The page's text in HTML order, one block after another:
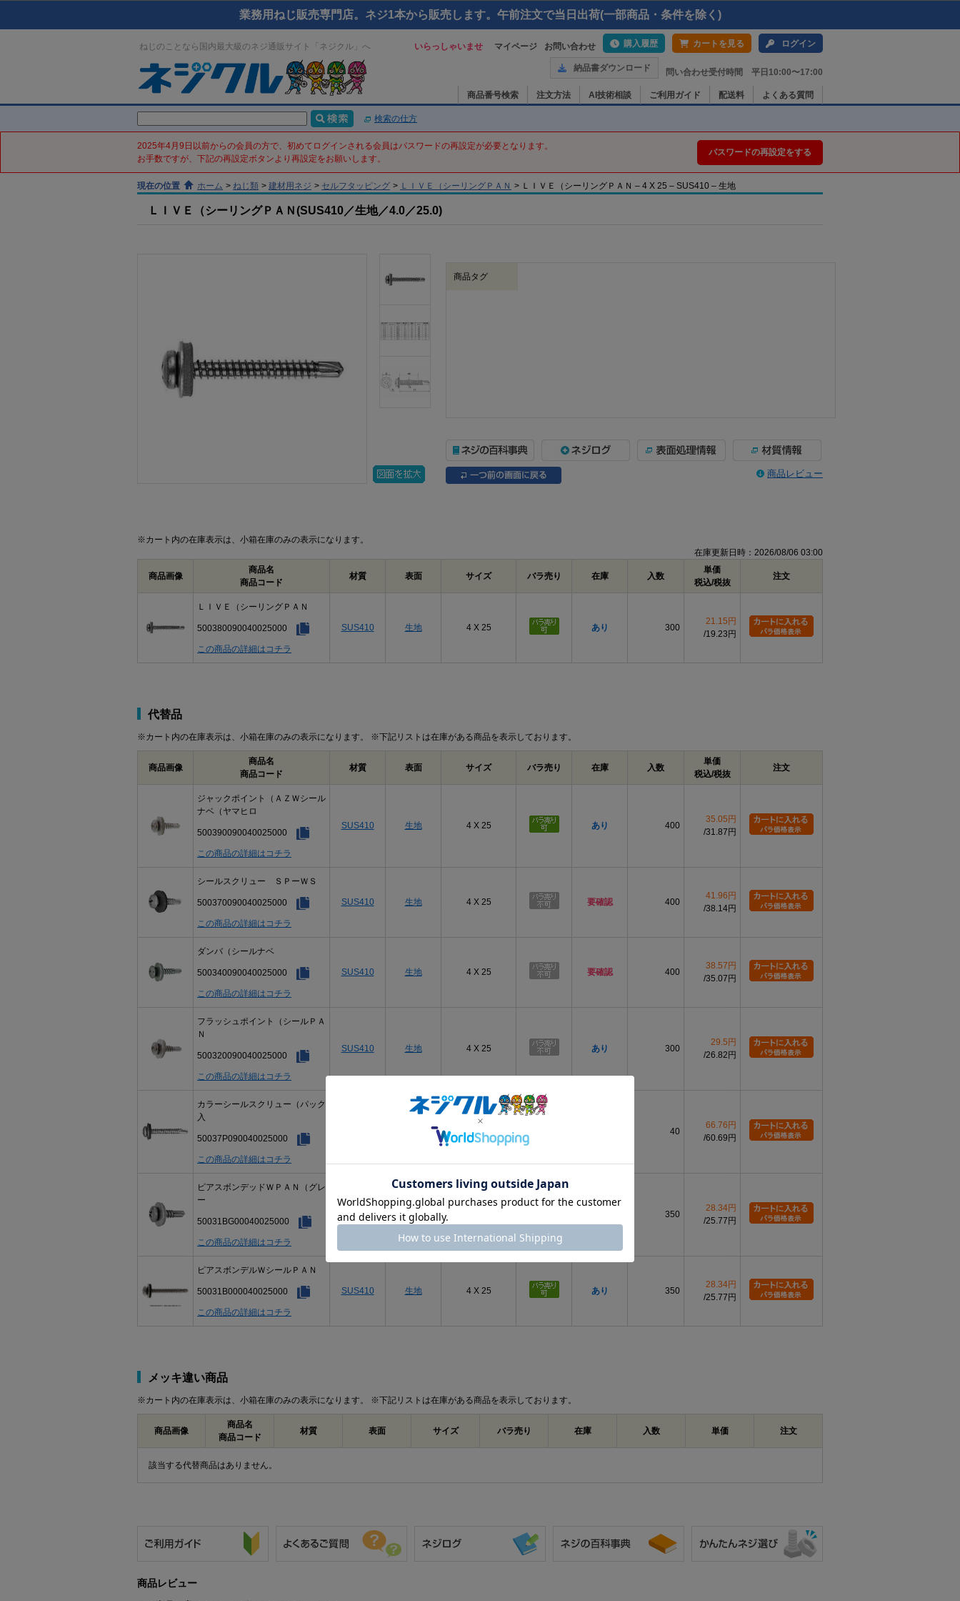
業務用ねじ販売専門店。ネジ1本から販売します。午前注文で当日出荷(一部商品・条件を除く)
ねじのことなら国内最大級のネジ通販サイト「ネジクル」へ いらっしゃいませ マイページ お問い合わせ 購入履歴 カートを見る ログイン
納品書ダウンロード 問い合わせ受付時間 平日10:00〜17:00
商品番号検索 注文方法 AI技術相談 ご利用ガイド 配送料 よくある質問
検索の仕方
2025年4月9日以前からの会員の方で、初めてログインされる会員はパスワードの再設定が必要となります。
お手数ですが、下記の再設定ボタンより再設定をお願いします。
パスワードの再設定をする
現在の位置 ホーム > ねじ類 > 建材用ネジ > セルフタッピング > ＬＩＶＥ（シーリングＰＡＮ > ＬＩＶＥ（シーリングＰＡＮ – 4 X 25 – SUS410 – 生地
ＬＩＶＥ（シーリングＰＡＮ(SUS410／生地／4.0／25.0)
商品タグ
商品レビュー
※カート内の在庫表示は、小箱在庫のみの表示になります。
在庫更新日時：2026/08/06 03:00
商品画像
商品名
商品コード
材質 表面 サイズ バラ売り 在庫 入数
単価
税込/税抜
注文
ＬＩＶＥ（シーリングＰＡＮ
500380090040025000
この商品の詳細はコチラ
SUS410 生地 4 X 25 あり 300
21.15円
19.23円
代替品
※カート内の在庫表示は、小箱在庫のみの表示になります。 ※下記リストは在庫がある商品を表示しております。
商品画像
商品名
商品コード
材質 表面 サイズ バラ売り 在庫 入数
単価
税込/税抜
注文
ジャックポイント（ＡＺＷシール
ナベ（ヤマヒロ
500390090040025000
この商品の詳細はコチラ
SUS410 生地 4 X 25 あり 400
35.05円
31.87円
シールスクリュー ＳＰーＷＳ
500370090040025000
この商品の詳細はコチラ
SUS410 生地 4 X 25 要確認 400
41.96円
38.14円
ダンバ（シールナベ
500340090040025000
この商品の詳細はコチラ
SUS410 生地 4 X 25 要確認 400
38.57円
35.07円
フラッシュポイント（シールＰＡ
Ｎ
500320090040025000
この商品の詳細はコチラ
SUS410 生地 4 X 25 あり 300
29.5円
26.82円
カラーシールスクリュー（パック
入
50037P090040025000
この商品の詳細はコチラ
4 X 25 40
66.76円
60.69円
ピアスボンデッドＷＰＡＮ（グレ
ー
50031BG00040025000
この商品の詳細はコチラ
SUS410 生地 350
28.34円
25.77円
ピアスボンデルＷシールＰＡＮ
50031B000040025000
この商品の詳細はコチラ
SUS410 生地 4 X 25 あり 350
28.34円
25.77円
メッキ違い商品
※カート内の在庫表示は、小箱在庫のみの表示になります。 ※下記リストは在庫がある商品を表示しております。
商品画像
商品名
商品コード
材質 表面 サイズ バラ売り 在庫 入数 単価 注文
該当する代替商品はありません。
商品レビュー